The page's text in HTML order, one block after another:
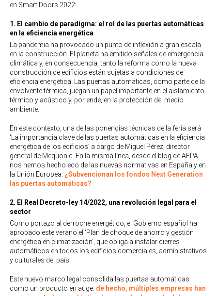
en Smart Doors 2022:
1. El cambio de paradigma: el rol de las puertas automáticas
en la eficiencia energética
La pandemia ha provocado un punto de inflexión a gran escala
en la construcción. El planeta ha emitido señales de emergencia
climática y, en consecuencia, tanto la reforma como la nueva
construcción de edificios están sujetas a condiciones de
eficiencia energética. Las puertas automáticas, como parte de la
envolvente térmica, juegan un papel importante en el aislamiento
térmico y acústico y, por ende, en la protección del medio
ambiente.
En este contexto, una de las ponencias técnicas de la feria será
‘La importancia clave de las puertas automáticas en la eficiencia
energética de los edificios’ a cargo de Miguel Pérez, director
general de Mequonic. En la misma línea, desde el blog de AEPA
nos hemos hecho eco de las nuevas normativas en España y en
la Unión Europea: ¿Subvencionan los fondos Next Generation
las puertas automáticas?
2. El Real Decreto-ley 14/2022, una revolución legal para el
sector
Como portazo al derroche energético, el Gobierno español ha
aprobado este verano el ‘Plan de choque de ahorro y gestión
energética en climatización’, que obliga a instalar cierres
automáticos en todos los edificios comerciales, administrativos
y culturales del país.
Este nuevo marco legal consolida las puertas automáticas
como un producto en auge: de hecho, múltiples empresas han